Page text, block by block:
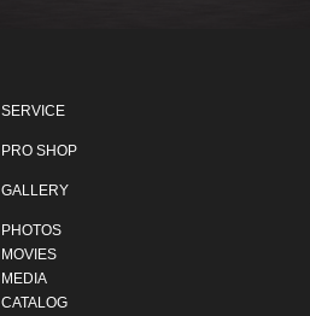
SERVICE
PRO SHOP
GALLERY
PHOTOS
MOVIES
MEDIA
CATALOG